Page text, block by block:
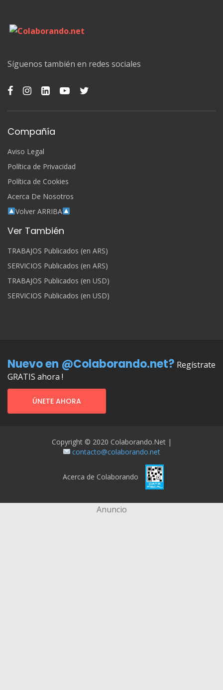
Síguenos también en redes sociales
Compañía
Aviso Legal
Política de Privacidad
Política de Cookies
Acerca De Nosotros
Volver ARRIBA
Ver También
TRABAJOS Publicados (en ARS)
SERVICIOS Publicados (en ARS)
TRABAJOS Publicados (en USD)
SERVICIOS Publicados (en USD)
Nuevo en @Colaborando.net? Regístrate
GRATIS ahora !
ÚNETE AHORA
Copyright © 2020 Colaborando.net |
contacto@colaborando.net
Acerca de Colaborando
Anuncio